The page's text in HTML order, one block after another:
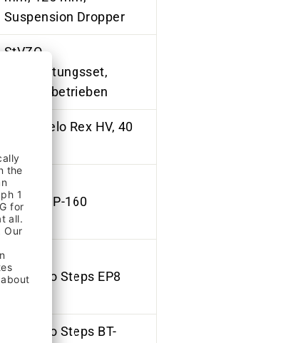
Suspension Dropper
StVZO
Beleuchtungsset,
batteriebetrieben
Atran Velo Rex HV, 40
Marwi SP-160
Shimano Steps EP8
Shimano Steps BT-